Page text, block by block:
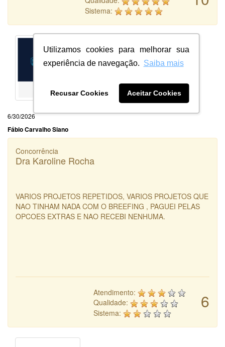
Utilizamos cookies para melhorar sua
experiência de navegação. Saiba mais
Recusar Cookies Aceitar Cookies
Sistema:
6/30/2026
Fábio Carvalho Siano
Concorrência
Dra Karoline Rocha
VARIOS PROJETOS REPETIDOS, VARIOS PROJETOS QUE
NAO TINHAM NADA COM O BREEFING , PAGUEI PELAS
OPCOES EXTRAS E NAO RECEBI NENHUMA.
6
Atendimento:
Qualidade:
Sistema: